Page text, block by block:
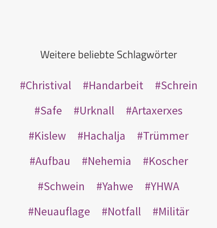
Weitere beliebte Schlagwörter
Christival Handarbeit
Schrein
Safe
Urknall
Artaxerxes
Kislew
Hachalja
Trümmer
Aufbau
Nehemia
Koscher
Schwein
Yahwe
YHWA
Neuauflage
Notfall
Militär